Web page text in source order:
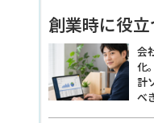
創業時に役
会
化
計
べ